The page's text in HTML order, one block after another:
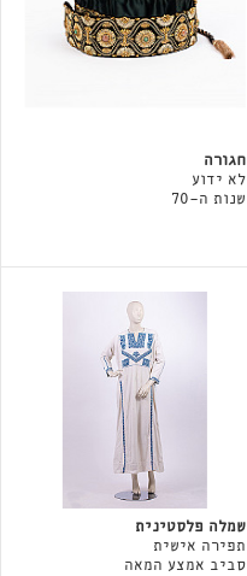
חגורה
לא ידוע
שנות ה-70
שמלה פלסטינית
תפירה אישית
סביב אמצע המאה